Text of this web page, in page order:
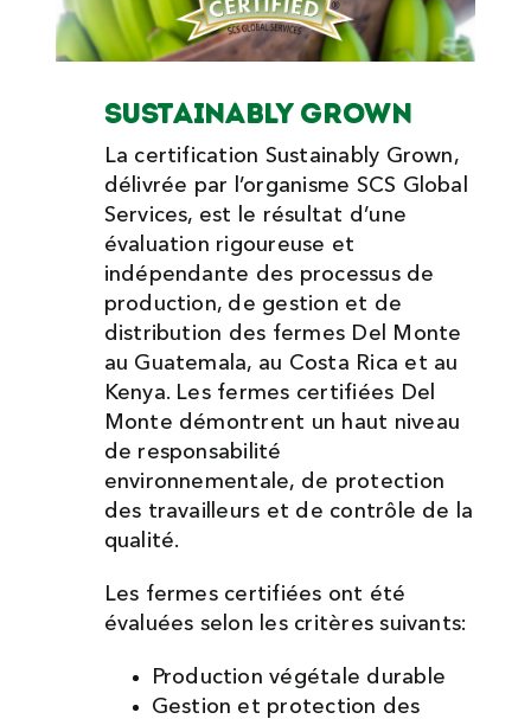
SUSTAINABLY GROWN
La certification Sustainably Grown,
délivrée par l’organisme SCS Global
Services, est le résultat d’une
évaluation rigoureuse et
indépendante des processus de
production, de gestion et de
distribution des fermes Del Monte
au Guatemala, au Costa Rica et au
Kenya. Les fermes certifiées Del
Monte démontrent un haut niveau
de responsabilité
environnementale, de protection
des travailleurs et de contrôle de la
qualité.
Les fermes certifiées ont été
évaluées selon les critères suivants:
Production végétale durable
Gestion et protection des